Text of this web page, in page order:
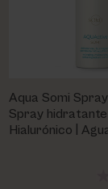
Aqua Somi Spray
Spray
Hialurónico |